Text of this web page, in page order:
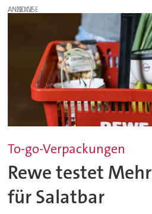
ANZEIGE
To-go-Verpackungen
Rewe testet
für Salatbar